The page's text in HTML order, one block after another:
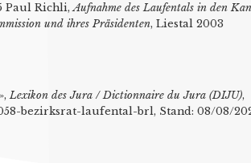
Paul Richli,Aufnahme des Laufentals in den
und ihres Präsidenten, Liestal 2003
Lexikon des Jura / Dictionnaire du Jura (DIJU),
bezirksrat-laufental-brl, Stand: 08/08/